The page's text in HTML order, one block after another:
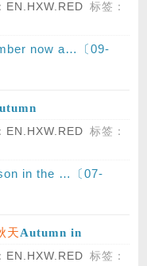
EN.HXW.RED 标签：
now a…〔09-
EN.HXW.RED 标签：
in the …〔07-
天Autumn in
EN.HXW.RED 标签：